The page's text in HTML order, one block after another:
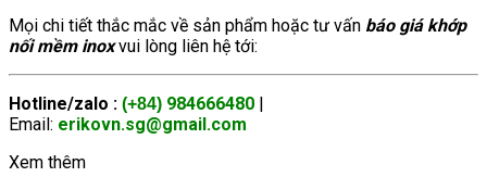
Mọi chi tiết thắc mắc về sản phẩm hoặc tư vấn báo giá khớp
nối mềm inoxvui lòng liên hệ tới:
Hotline/zalo : (+84) 984666480
Email: erikovn.sg@gmail.com
Xem thêm